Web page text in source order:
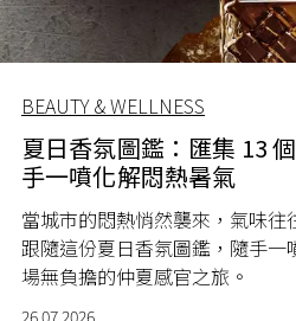
BEAUTY & WELLNESS
夏日香氛圖鑑：匯集 13
手一噴化解悶熱暑氣
當城市的悶熱悄然襲來，氣味往
跟隨這份夏日香氛圖鑑，隨手
場無負擔的仲夏感官之旅。
26.07.2026